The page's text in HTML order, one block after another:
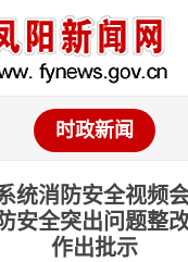
时政新闻
统消防安全视频
安全突出问题整
作出批示